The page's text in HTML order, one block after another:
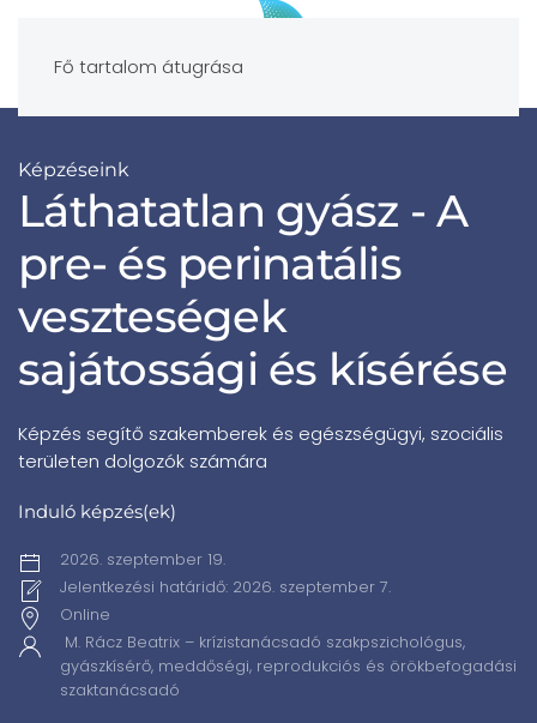
Fő tartalom átugrása
Képzéseink
Láthatatlan gyász - A
pre- és perinatális
veszteségek
sajátossági és kísérése
Képzés segítő szakemberek és egészségügyi, szociális
területen dolgozók számára
Induló képzés(ek)
2026. szeptember 19.
Jelentkezési határidő: 2026. szeptember 7.
Online
M. Rácz Beatrix – krízistanácsadó szakpszichológus,
gyászkísérő, meddőségi, reprodukciós és örökbefogadási
szaktanácsadó